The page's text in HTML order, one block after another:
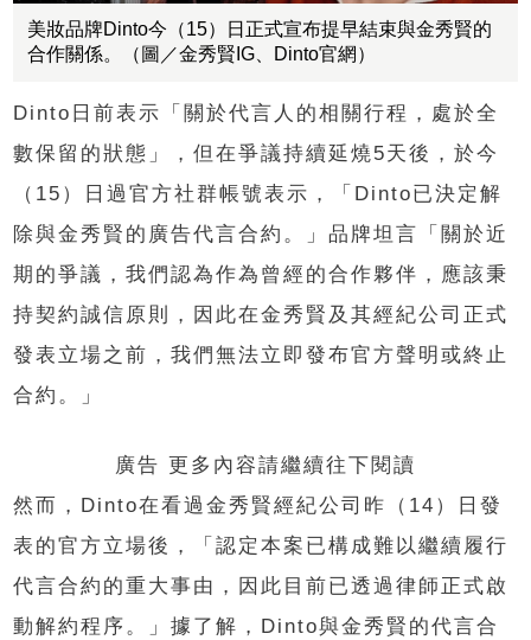
美妝品牌Dinto今（15）日正式宣布提早結束與金秀賢的
合作關係。（圖／金秀賢IG、Dinto官網）
Dinto日前表示「關於代言人的相關行程，處於全
數保留的狀態」，但在爭議持續延燒5天後，於今
（15）日過官方社群帳號表示，「Dinto已決定解
除與金秀賢的廣告代言合約。」品牌坦言「關於近
期的爭議，我們認為作為曾經的合作夥伴，應該秉
持契約誠信原則，因此在金秀賢及其經紀公司正式
發表立場之前，我們無法立即發布官方聲明或終止
合約。」
廣告 更多內容請繼續往下閱讀
然而，Dinto在看過金秀賢經紀公司昨（14）日發
表的官方立場後，「認定本案已構成難以繼續履行
代言合約的重大事由，因此目前已透過律師正式啟
動解約程序。」據了解，Dinto與金秀賢的代言合